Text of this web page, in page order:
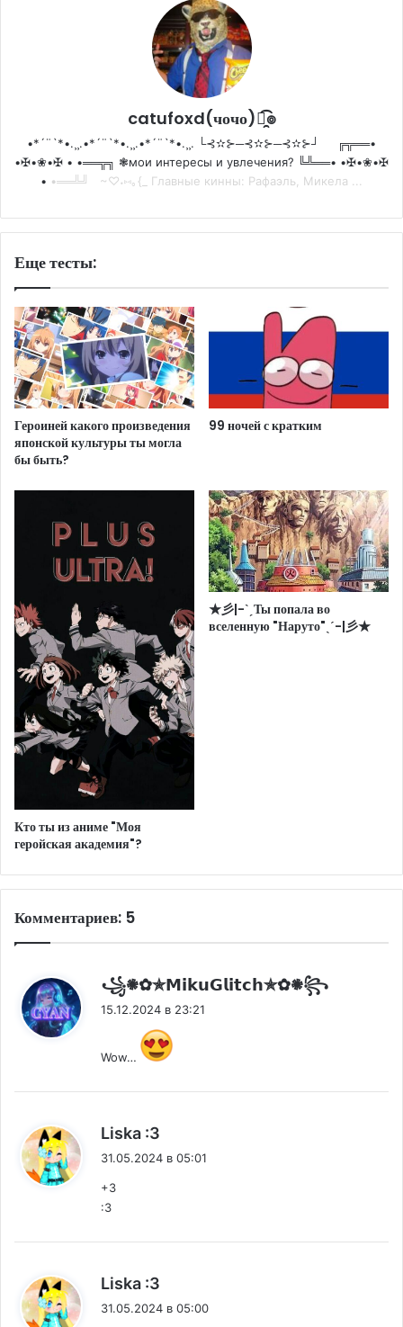
catufoxd(чочо)๏̯͡๏
•*´¨`*•.¸¸.•*´¨`*•.¸¸.•*´¨`*•.¸¸. └⊰✫⊱─⊰✫⊱─⊰✫⊱┘ ╔╦══•
•✠•❀•✠ • •══╦╗ ❃мои интересы и увлечения? ╚╩══• •✠•❀•✠
• •══╩╝ ~♡˖⑅｡{_ Главные кинны: Рафаэль, Микела ...
Еще тесты:
Героиней какого произведения
японской культуры ты могла
бы быть?
99 ночей с кратким
Кто ты из аниме "Моя
геройская академия"?
★彡|-ˋˏТы попала во
вселенную "Наруто"ˎˊ-|彡★
Комментариев: 5
꧁𖠇✿✯𝗠𝗶𝗸𝘂𝗚𝗹𝗶𝘁𝗰𝗵✯✿𖠇꧂
15.12.2024 в 23:21
Wow…
Liska :3
31.05.2024 в 05:01
+3
:3
Liska :3
31.05.2024 в 05:00